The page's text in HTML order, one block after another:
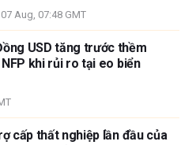
07 Aug, 07:48 GMT
USD tăng trước thềm
khi rủi ro tại eo biển
cấp thất nghiệp lần đầu của